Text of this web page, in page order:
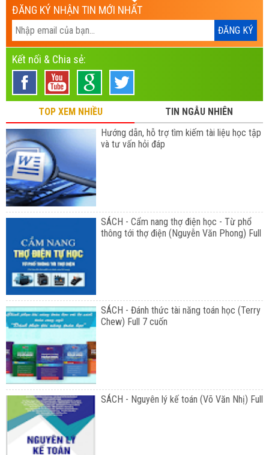
ĐĂNG KÝ NHẬN TIN MỚI NHẤT
Kết nối & Chia sẻ:
TOP XEM NHIỀU
TIN NGẪU NHIÊN
Hướng dẫn, hỗ trợ tìm kiếm tài liệu học tập
và tư vấn hỏi đáp
SÁCH - Cẩm nang thợ điện học - Từ phổ
thông tới thợ điện (Nguyễn Văn Phong) Full
SÁCH - Đánh thức tài năng toán học (Terry
Chew) Full 7 cuốn
SÁCH - Nguyên lý kế toán (Võ Văn Nhị) Full